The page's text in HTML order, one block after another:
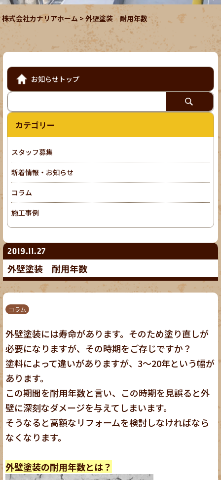
株式会社カナリアホーム >外壁塗装 耐用年数
2019.11.27
外壁塗装 耐用年数
コラム
外壁塗装には寿命があります。そのため塗り直しが
必要になりますが、その時期をご存じですか？
塗料によって違いがありますが、3～20年という幅が
あります。
この期間を耐用年数と言い、この時期を見誤ると外
壁に深刻なダメージを与えてしまいます。
そうなると高額なリフォームを検討しなければなら
なくなります。
外壁塗装の耐用年数とは？
お知らせトップ
カテゴリー
スタッフ募集
新着情報・お知らせ
コラム
施工事例